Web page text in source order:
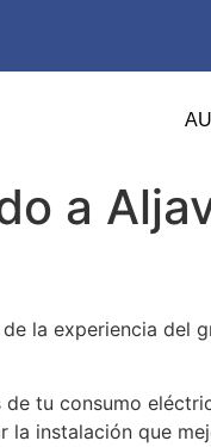
a
la experiencia del
de tu consumo
la instalación que